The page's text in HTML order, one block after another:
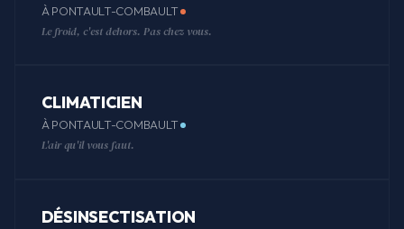
À PONTAULT-COMBAULT
Le froid, c'est dehors. Pas chez vous.
CLIMATICIEN
À PONTAULT-COMBAULT
L'air qu'il vous faut.
DÉSINSECTISATION